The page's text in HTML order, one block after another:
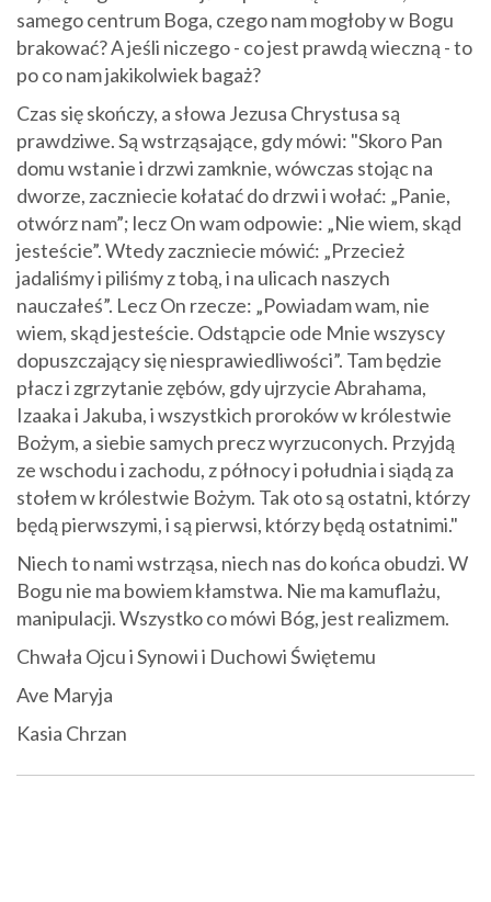
samego centrum Boga, czego nam mogłoby w Bogu
brakować? A jeśli niczego - co jest prawdą wieczną - to
po co nam jakikolwiek bagaż?
Czas się skończy, a słowa Jezusa Chrystusa są
prawdziwe. Są wstrząsające, gdy mówi: "Skoro Pan
domu wstanie i drzwi zamknie, wówczas stojąc na
dworze, zaczniecie kołatać do drzwi i wołać: „Panie,
otwórz nam”; lecz On wam odpowie: „Nie wiem, skąd
jesteście”. Wtedy zaczniecie mówić: „Przecież
jadaliśmy i piliśmy z tobą, i na ulicach naszych
nauczałeś”. Lecz On rzecze: „Powiadam wam, nie
wiem, skąd jesteście. Odstąpcie ode Mnie wszyscy
dopuszczający się niesprawiedliwości”. Tam będzie
płacz i zgrzytanie zębów, gdy ujrzycie Abrahama,
Izaaka i Jakuba, i wszystkich proroków w królestwie
Bożym, a siebie samych precz wyrzuconych. Przyjdą
ze wschodu i zachodu, z północy i południa i siądą za
stołem w królestwie Bożym. Tak oto są ostatni, którzy
będą pierwszymi, i są pierwsi, którzy będą ostatnimi."
Niech to nami wstrząsa, niech nas do końca obudzi. W
Bogu nie ma bowiem kłamstwa. Nie ma kamuflażu,
manipulacji. Wszystko co mówi Bóg, jest realizmem.
Chwała Ojcu i Synowi i Duchowi Świętemu
Ave Maryja
Kasia Chrzan